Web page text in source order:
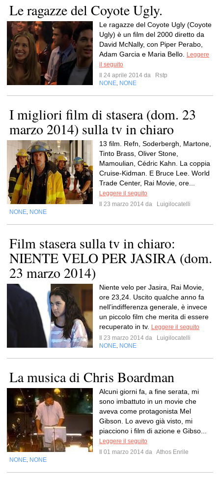
Le ragazze del Coyote Ugly.
Le ragazze del Coyote Ugly (Coyote
Ugly) è un film del 2000 diretto da
David McNally, con Piper Perabo,
Adam Garcia e Maria Bello.
Leggere
il seguito
Il 24 aprile 2014 da
Rstp
NONE NONE
I migliori film di stasera (dom. 23
marzo 2014) sulla tv in chiaro
13 film. Refn, Soderbergh, Martone,
Tinto Brass, Oliver Stone,
Mamoulian, Cédric Kahn. La coppia
Cruise-Kidman. E Bruce Lee. World
Trade Center, Rai Movie, ore...
Leggere il seguito
Il 23 marzo 2014 da
Luigilocatelli
NONE NONE
Film stasera sulla tv in chiaro:
NIENTE VELO PER JASIRA (dom.
23 marzo 2014)
Niente velo per Jasira, Rai Movie,
ore 23,24. Uscito qualche anno fa
nell’indifferenza generale, è invece
un piccolo film che merita di essere
recuperato in tv.
Leggere il seguito
Il 23 marzo 2014 da
Luigilocatelli
NONE NONE
La musica di Chris Boardman
Alcuni giorni fa, a fine serata, mi
sono imbattuto in un movie che
aveva come protagonista Mel
Gibson. Lo avevo già visto, mi
piacciono i film di azione e Gibso...
Leggere il seguito
Il 01 marzo 2014 da Athos Enrile
NONE NONE